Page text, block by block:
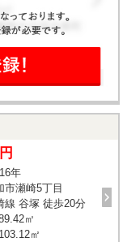
年
市瀬崎5丁目
線 谷塚 徒歩20分
㎡
103.12㎡